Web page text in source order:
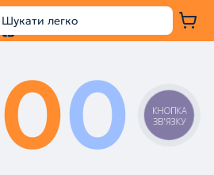
00
КНОПКА
ЗВ'ЯЗКУ